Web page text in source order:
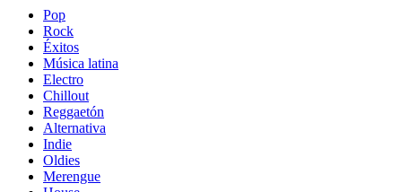
Pop
Rock
Éxitos
Música latina
Electro
Chillout
Reggaetón
Alternativa
Indie
Oldies
Merengue